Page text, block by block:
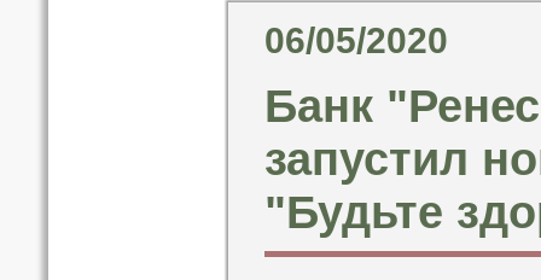
06/05/2020
Банк
запустил
"Будьте